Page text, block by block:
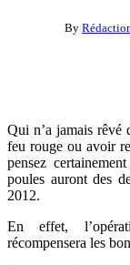
By
Qui n’a jamais rêvé
feu rouge ou avoir
pensez
poules auront des
2012.
En effet,
récompensera les